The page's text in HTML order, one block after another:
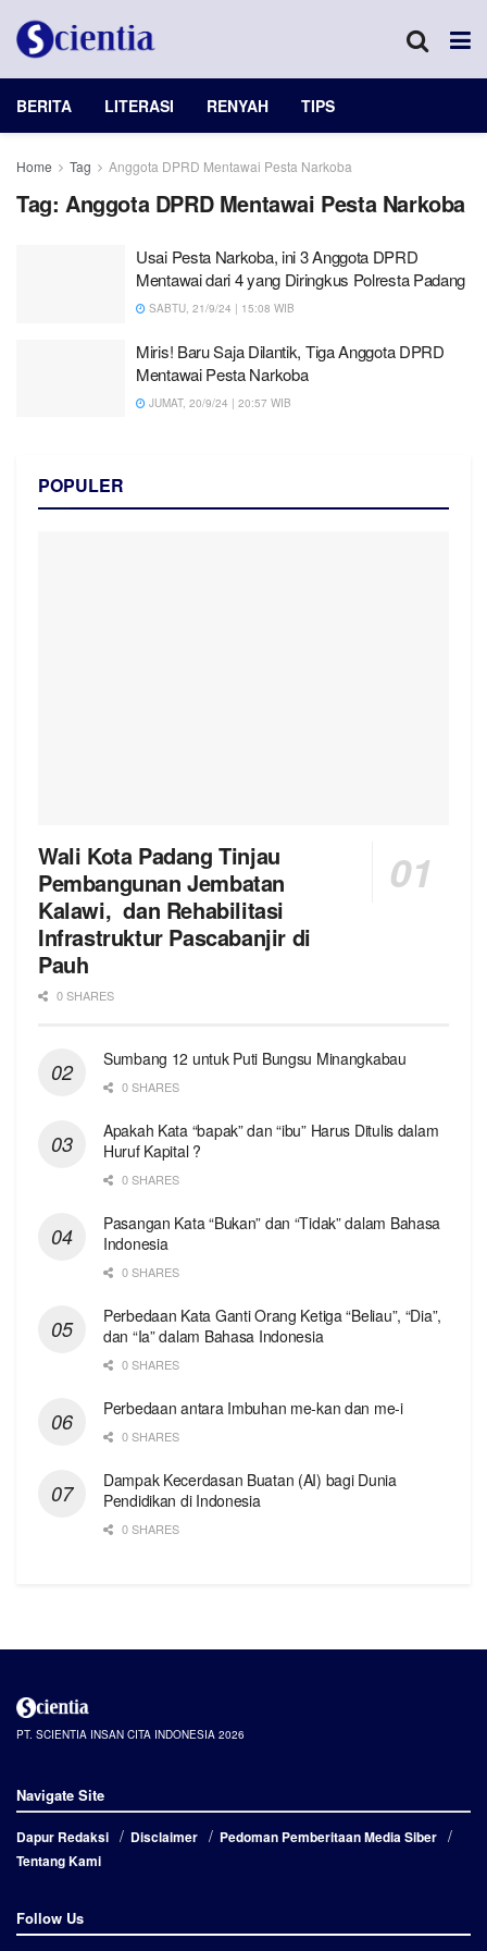
BERITA LITERASI RENYAH TIPS
Home Tag Anggota DPRD Mentawai Pesta Narkoba
Tag: Anggota DPRD Mentawai Pesta Narkoba
Usai Pesta Narkoba, ini 3 Anggota DPRD
Mentawai dari 4 yang Diringkus Polresta Padang
SABTU, 21/9/24 | 15:08 WIB
Miris! Baru Saja Dilantik, Tiga Anggota DPRD
Mentawai Pesta Narkoba
JUMAT, 20/9/24 | 20:57 WIB
POPULER
Wali Kota Padang Tinjau
Pembangunan Jembatan
Kalawi, dan Rehabilitasi
Infrastruktur Pascabanjir di
Pauh
0 SHARES
Sumbang 12 untuk Puti Bungsu Minangkabau
0 SHARES
Apakah Kata “bapak” dan “ibu” Harus Ditulis dalam
Huruf Kapital ?
0 SHARES
Pasangan Kata “Bukan” dan “Tidak” dalam Bahasa
Indonesia
0 SHARES
Perbedaan Kata Ganti Orang Ketiga “Beliau”, “Dia”,
dan “Ia” dalam Bahasa Indonesia
0 SHARES
Perbedaan antara Imbuhan me-kan dan me-i
0 SHARES
Dampak Kecerdasan Buatan (AI) bagi Dunia
Pendidikan di Indonesia
0 SHARES
PT. SCIENTIA INSAN CITA INDONESIA 2026
Navigate Site
Dapur Redaksi Disclaimer
Pedoman Pemberitaan Media Siber
Tentang Kami
Follow Us